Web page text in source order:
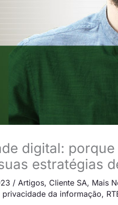
digital:
estratégias
/ Artigos, Cliente SA, Mais
privacidade da informação,